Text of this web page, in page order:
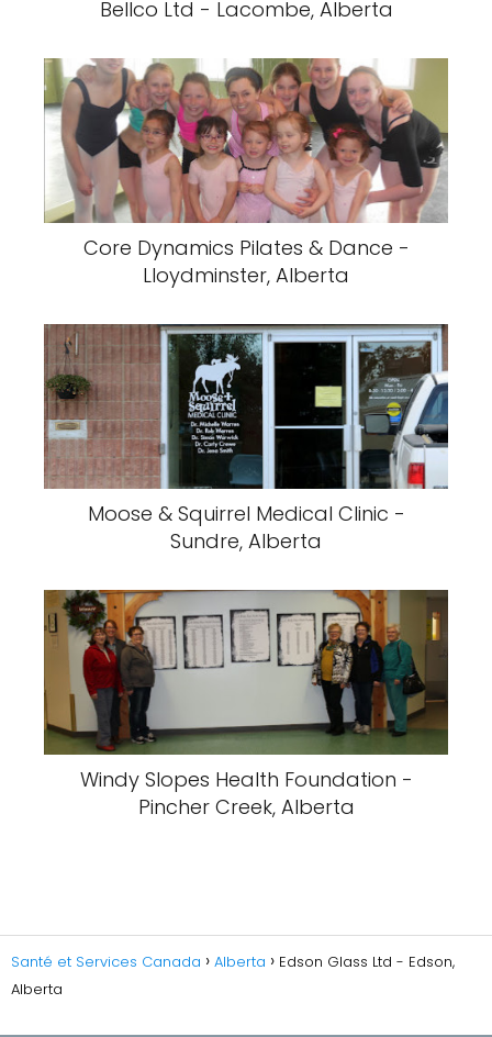
Bellco Ltd - Lacombe, Alberta
Core Dynamics Pilates & Dance -
Lloydminster, Alberta
Moose & Squirrel Medical Clinic -
Sundre, Alberta
Windy Slopes Health Foundation -
Pincher Creek, Alberta
Santé et Services Canada Alberta
Edson Glass Ltd - Edson,
Alberta